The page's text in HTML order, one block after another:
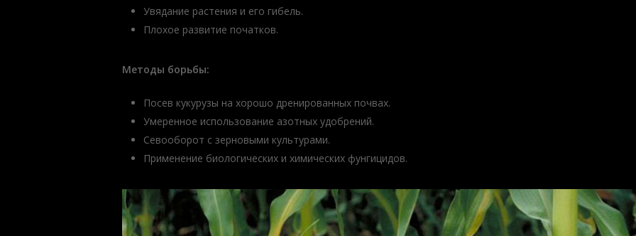
Увядание растения и его гибель.
Плохое развитие початков.
Методы борьбы:
Посев кукурузы на хорошо дренированных почвах.
Умеренное использование азотных удобрений.
Севооборот с зерновыми культурами.
Применение биологических и химических фунгицидов.